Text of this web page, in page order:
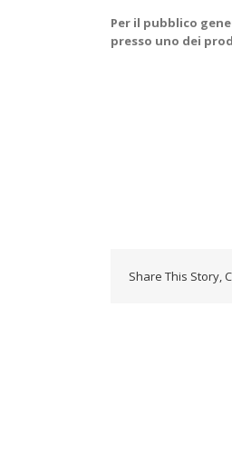
Per il pubblico
presso uno dei
Share This Story,